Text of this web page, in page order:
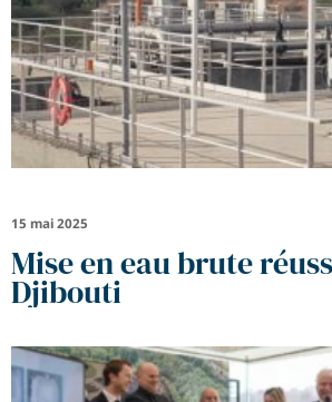
Mise en eau brute
Djibouti
15 mai 2025